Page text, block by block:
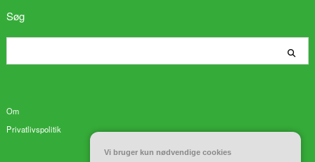
Søg
Om
Privatlivspolitik
Vi bruger kun nødvendige cookies